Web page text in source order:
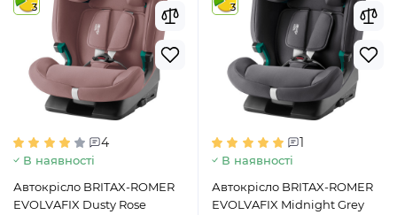
3
4
В наявності
Автокрісло BRITAX-ROMER
EVOLVAFIX Dusty Rose
3
1
В наявності
Автокрісло BRITAX-ROMER
EVOLVAFIX Midnight Grey